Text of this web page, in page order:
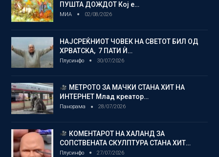
ПУШТА ДОЖДОТ Кој е…
МИА 02/08/2026
НАЈСРЕЌНИОТ ЧОВЕК НА СВЕТОТ БИЛ ОД
ХРВАТСКА, 7 ПАТИ Ѝ…
Плусинфо 30/07/2026
МЕТРОТО ЗА МАЧКИ СТАНА ХИТ НА
ИНТЕРНЕТ Млад креатор…
Панорама 28/07/2026
КОМЕНТАРОТ НА ХАЛАНД ЗА
СОПСТВЕНАТА СКУЛПТУРА СТАНА ХИТ…
Плусинфо 27/07/2026